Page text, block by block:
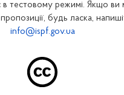
тестовому режимі. Якщо ви
будь ласка,
info@ispf.gov.ua